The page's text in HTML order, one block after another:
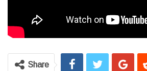
Share